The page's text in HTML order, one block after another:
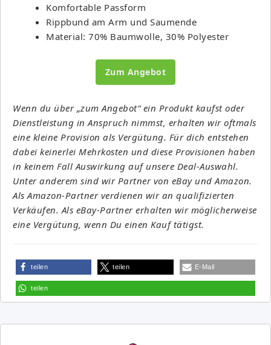
Komfortable Passform
Rippbund am Arm und Saumende
Material: 70% Baumwolle, 30% Polyester
Zum Angebot
Wenn du über „zum Angebot“ ein Produkt kaufst oder
Dienstleistung in Anspruch nimmst, erhalten wir oftmals
eine kleine Provision als Vergütung. Für dich entstehen
dabei keinerlei Mehrkosten und diese Provisionen haben
in keinem Fall Auswirkung auf unsere Deal-Auswahl.
Unter anderem sind wir Partner von eBay und Amazon.
Als Amazon-Partner verdienen wir an qualifizierten
Verkäufen. Als eBay-Partner erhalten wir möglicherweise
eine Vergütung, wenn Du einen Kauf tätigst.
teilen teilen E-Mail
teilen